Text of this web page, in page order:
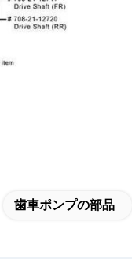
歯車ポンプの部品